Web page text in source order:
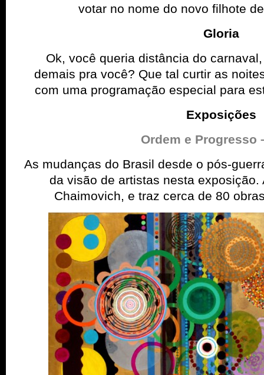
votar no nome do novo filhote
Gloria
Ok, você queria distância do
demais pra você? Que tal curtir as
com uma programação especial para
Exposições
Ordem e Progresso
As mudanças do Brasil desde o pós-
da visão de artistas nesta exposição.
Chaimovich, e traz cerca de 80